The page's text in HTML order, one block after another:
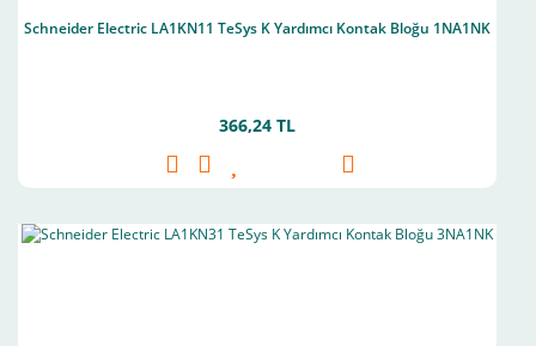
Schneider Electric LA1KN11 TeSys K Yardımcı Kontak Bloğu 1NA1NK
366,24 TL